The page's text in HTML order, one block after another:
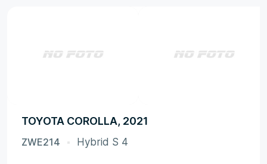
TOYOTA COROLLA, 2021
ZWE214 Hybrid S 4